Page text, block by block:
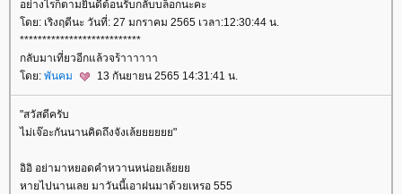
อย่างไรก็ตามยินดีต้อนรับกลับบล็อกนะคะ
ดย: เริงฤดีนะ วันที่: 27 มกราคม 2565 เวลา:12:30:44 น.
***************************
กลับมาเที่ยวอีกแล้วจร้าาาาาา
ดย: พันคม 13 กันยายน 2565 14:31:41 น.
"สวัสดีครับ
ไม่เจ๊อะกันนานคิดถึงจังเล้ยยยยยย"
อิอิ อย่ามาหยอดคำหวานหน่อยเล้
หายไปนานเลย มาวันนี้เอาฝนมาด้วยเหรอ 555